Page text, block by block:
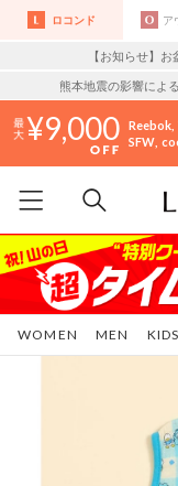
ロコンド ア
【お知らせ】
熊本地震の影響によ
9,000 Reebok
SFW
WOMEN MEN KIDS